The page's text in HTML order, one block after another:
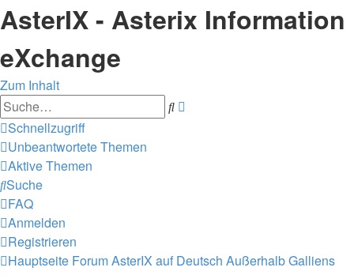
AsterIX - Asterix Information
eXchange
Zum Inhalt
Suche
Schnellzugriff
Unbeantwortete Themen
Aktive Themen
Suche
FAQ
Anmelden
Registrieren
Hauptseite ForumAsterIX auf Deutsch Außerhalb Galliens